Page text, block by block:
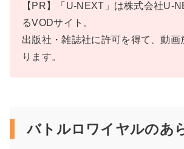
【PR】「U-NEXT」は株式会社U-
るVODサイト。
出版社・雑誌社に許可を得て、動画
ります。
バトルロワイヤルのあ